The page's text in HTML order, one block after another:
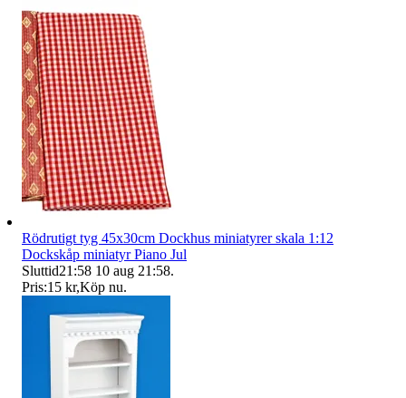
Rödrutigt tyg 45x30cm Dockhus miniatyrer skala 1:12
Dockskåp miniatyr Piano Jul
Sluttid21:58 10 aug 21:58.
Pris:15 kr,Köp nu.